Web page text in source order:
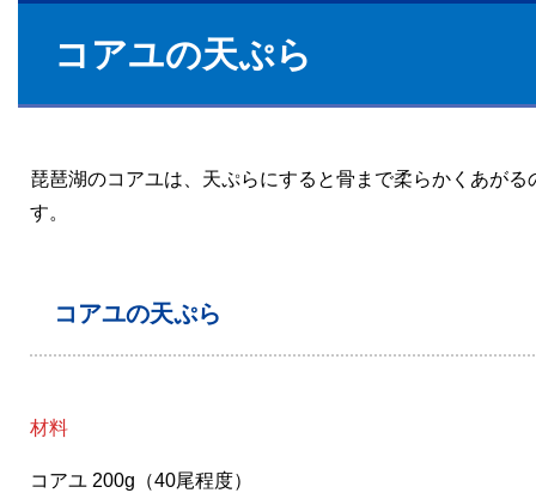
コアユの天ぷら
琵琶湖のコアユは、天ぷらにすると骨まで柔らかくあが
す。
コアユの天ぷら
材料
コアユ 200g（40尾程度）